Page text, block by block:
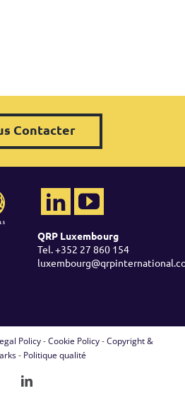
Contacter
QRP Luxembourg
Tel. +352 27 860 154
Policy-Cookie Policy-Copyright &
- Politique qualité
LinkedIn